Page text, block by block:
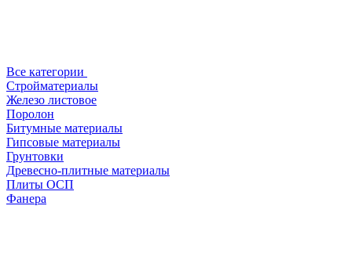
Все категории
Стройматериалы
Железо листовое
Поролон
Битумные материалы
Гипсовые материалы
Грунтовки
Древесно-плитные материалы
Плиты ОСП
Фанера